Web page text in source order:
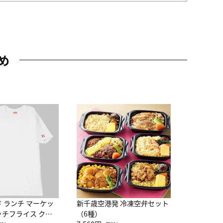
ランチ マーケッ
フライス クル
新千歳空港発 冷凍空弁セット
（6種）